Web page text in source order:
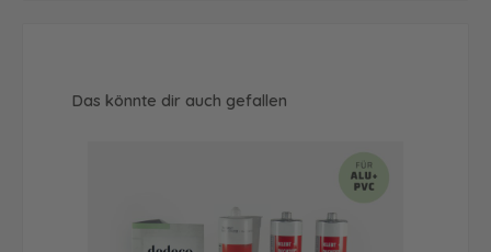
Produktgalerie überspringen
Das könnte dir auch gefallen